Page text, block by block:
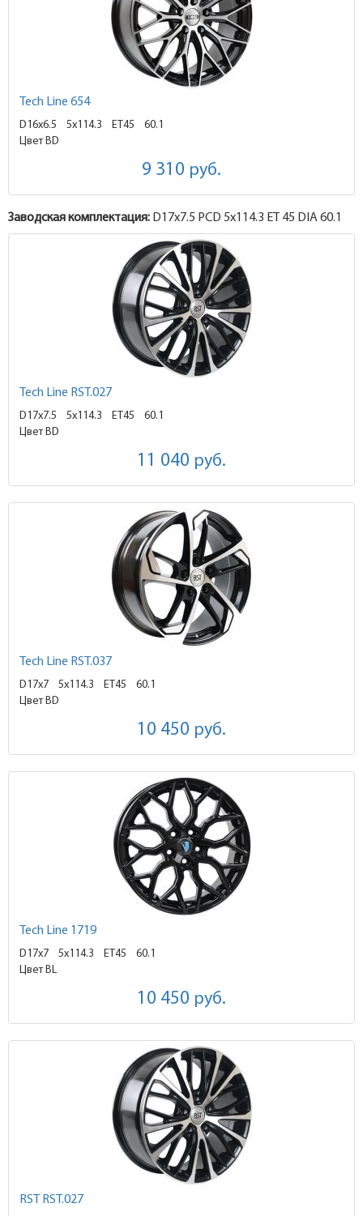
Tech Line 654
D16x6.5 5x114.3 ET45
60.1
Цвет BD
9 310 руб.
Заводская комплектация: D17x7.5 PCD 5x114.3 ET 45 DIA 60.1
Tech Line RST.027
D17x7.5 5x114.3 ET45
60.1
Цвет BD
11 040 руб.
Tech Line RST.037
D17x7 5x114.3 ET45
60.1
Цвет BD
10 450 руб.
Tech Line 1719
D17x7 5x114.3 ET45
60.1
Цвет BL
10 450 руб.
RST RST.027